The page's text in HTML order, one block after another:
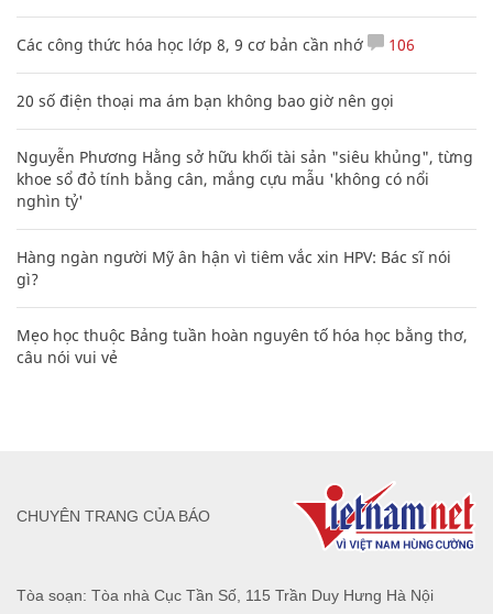
Các công thức hóa học lớp 8, 9 cơ bản cần nhớ 106
20 số điện thoại ma ám bạn không bao giờ nên gọi
Nguyễn Phương Hằng sở hữu khối tài sản "siêu khủng", từng
khoe sổ đỏ tính bằng cân, mắng cựu mẫu 'không có nổi
nghìn tỷ'
Hàng ngàn người Mỹ ân hận vì tiêm vắc xin HPV: Bác sĩ nói
gì?
Mẹo học thuộc Bảng tuần hoàn nguyên tố hóa học bằng thơ,
câu nói vui vẻ
Tòa soạn: Tòa nhà Cục Tần Số, 115 Trần Duy Hưng Hà Nội
CHUYÊN TRANG CỦA BÁO